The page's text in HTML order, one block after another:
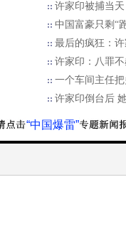
许家印被捕当
中国富豪只剩“
最后的疯狂：
许家印：八罪
一个车间主任
许家印倒台后
“中国爆雷”